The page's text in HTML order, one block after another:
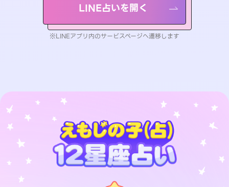
LINE占いを開く
※LINEアプリ内のサービスページへ遷移します